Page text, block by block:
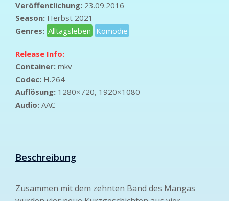
Veröffentlichung: 23.09.2016
Season: Herbst 2021
Genres: Alltagsleben Komödie
Release Info:
Container: mkv
Codec: H.264
Auflösung: 1280×720, 1920×1080
Audio: AAC
Beschreibung
Zusammen mit dem zehnten Band des Mangas